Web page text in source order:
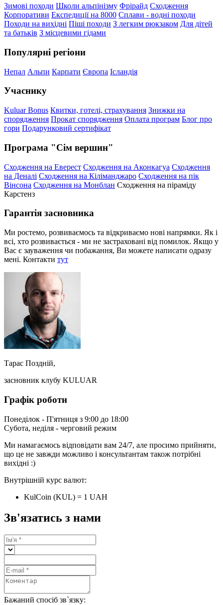
Зимові походи Школи альпінізму Фрірайд Сходження
Корпоративи Експедиції на 8000 Сплави - водні походи
Походи на вихідні Піші походи З легким рюкзаком Для дітей
та батьків З місцевими гідами
Популярні регіони
Непал Альпи Карпати Європа Ісландія
Учаснику
Kuluar Bonus Квитки, готелі, страхування Знижки на
спорядження Прокат спорядження Оплата програм Блог про
гори Подарунковий сертифікат
Програма "Сім вершин"
Сходження на Еверест Сходження на Аконкагуа Сходження
на Деналі Сходження на Кіліманджаро Сходження на пік
Вінсона Сходження на Монблан Сходження на піраміду
Карстенз
Гарантія засновника
Ми ростемо, розвиваємось та відкриваємо нові напрямки. Як і
всі, хто розвивається - ми не застраховані від помилок. Якщо у
Вас є зауваження чи побажання, Ви можете написати одразу
мені. Контакти тут
Тарас Поздній,
засновник клубу KULUAR
Графік роботи
Понеділок - П'ятниця з 9:00 до 18:00
Субота, неділя - черговий режим
Ми намагаємось відповідати вам 24/7, але просимо прийняти,
що це не завжди можливо і консультантам також потрібні
вихідні :)
Внутрішній курс валют:
KulCoin (KUL) = 1 UAH
Зв'язатись з нами
Бажаний спосіб зв`язку: